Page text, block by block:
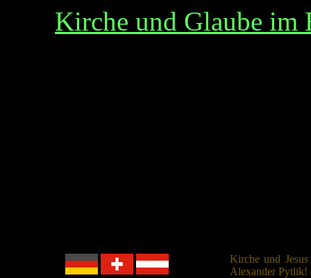
Kirche und Glaube im
Kirche und
Alexander Pytlik!